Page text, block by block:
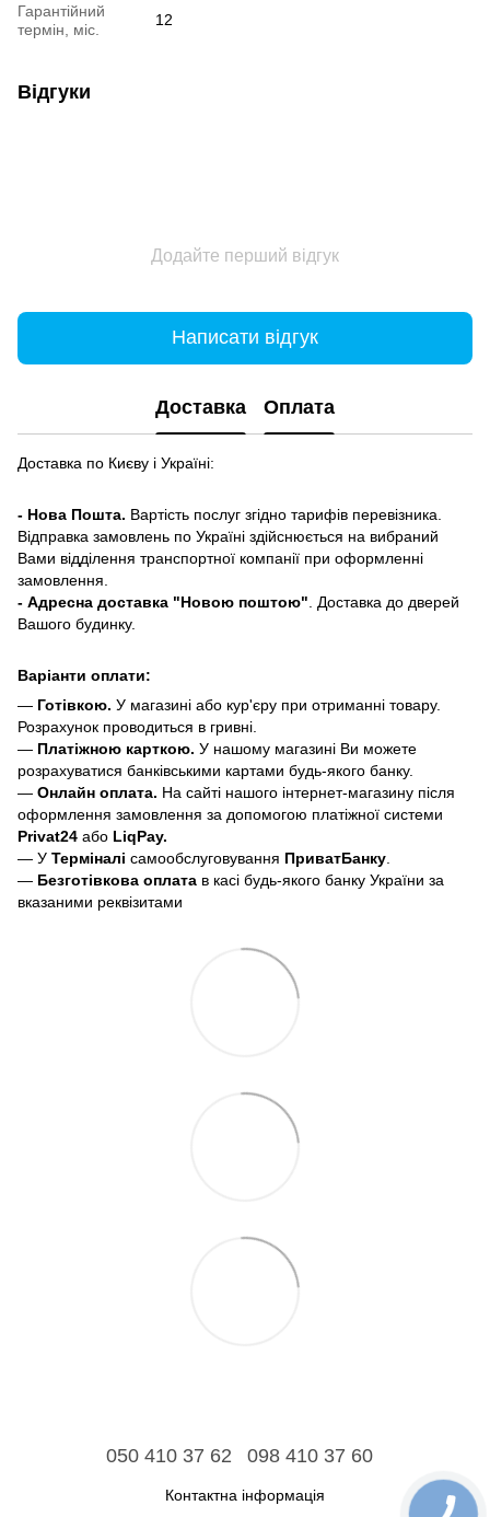
Гарантійний
термін, міс.
12
Відгуки
Додайте перший відгук
Написати відгук
Доставка Оплата
Доставка по Києву і Україні:
- Нова Пошта. Вартість послуг згідно тарифів перевізника.
Відправка замовлень по Україні здійснюється на вибраний
Вами відділення транспортної компанії при оформленні
замовлення.
- Адресна доставка "Новою поштою" . Доставка до дверей
Вашого будинку.
Варіанти оплати:
— Готівкою. У магазині або кур'єру при отриманні товару.
Розрахунок проводиться в гривні.
— Платіжною карткою. У нашому магазині Ви можете
розрахуватися банківськими картами будь-якого банку.
— Онлайн оплата. На сайті нашого інтернет-магазину після
оформлення замовлення за допомогою платіжної системи
Privat24 або LiqPay.
— У Терміналі самообслуговування ПриватБанку
— Безготівкова оплата в касі будь-якого банку України за
вказаними реквізитами
050 410 37 62 098 410 37 60
Контактна інформація